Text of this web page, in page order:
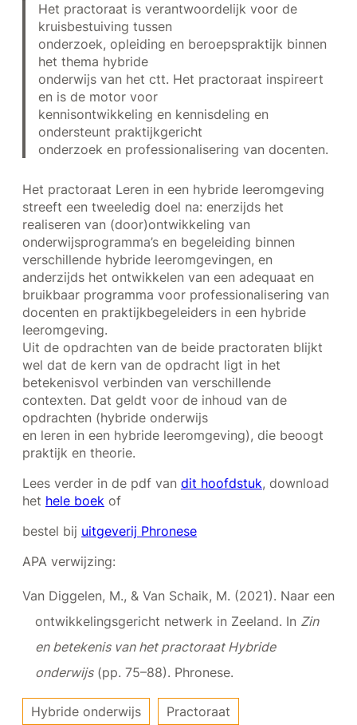
Het practoraat is verantwoordelijk voor de
kruisbestuiving tussen
onderzoek, opleiding en beroepspraktijk binnen
het thema hybride
onderwijs van het ctt. Het practoraat inspireert
en is de motor voor
kennisontwikkeling en kennisdeling en
ondersteunt praktijkgericht
onderzoek en professionalisering van docenten.
Het practoraat Leren in een hybride leeromgeving
streeft een tweeledig doel na: enerzijds het
realiseren van (door)ontwikkeling van
onderwijsprogramma’s en begeleiding binnen
verschillende hybride leeromgevingen, en
anderzijds het ontwikkelen van een adequaat en
bruikbaar programma voor professionalisering van
docenten en praktijkbegeleiders in een hybride
leeromgeving.
Uit de opdrachten van de beide practoraten blijkt
wel dat de kern van de opdracht ligt in het
betekenisvol verbinden van verschillende
contexten. Dat geldt voor de inhoud van de
opdrachten (hybride onderwijs
en leren in een hybride leeromgeving), die beoogt
praktijk en theorie.
Lees verder in de pdf van dit hoofdstuk, download
het hele boek of
bestel bij uitgeverij Phronese
APA verwijzing:
Van Diggelen, M., & Van Schaik, M. (2021). Naar een
ontwikkelingsgericht netwerk in Zeeland. In Zin
en betekenis van het practoraat Hybride
onderwijs(pp. 75–88). Phronese.
Hybride onderwijs Practoraat